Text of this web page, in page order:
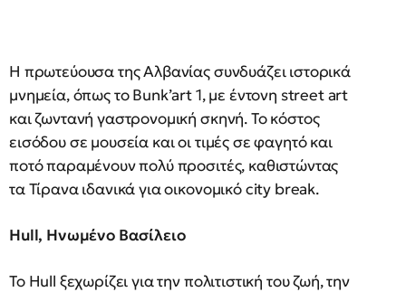
Η πρωτεύουσα της Αλβανίας συνδυάζει ιστορικά
μνημεία, όπως το Bunk’art 1, με έντονη street art
και ζωντανή γαστρονομική σκηνή. Το κόστος
εισόδου σε μουσεία και οι τιμές σε φαγητό και
ποτό παραμένουν πολύ προσιτές, καθιστώντας
τα Τίρανα ιδανικά για οικονομικό city break.
Hull, Ηνωμένο Βασίλειο
Το Hull ξεχωρίζει για την πολιτιστική του ζωή, την